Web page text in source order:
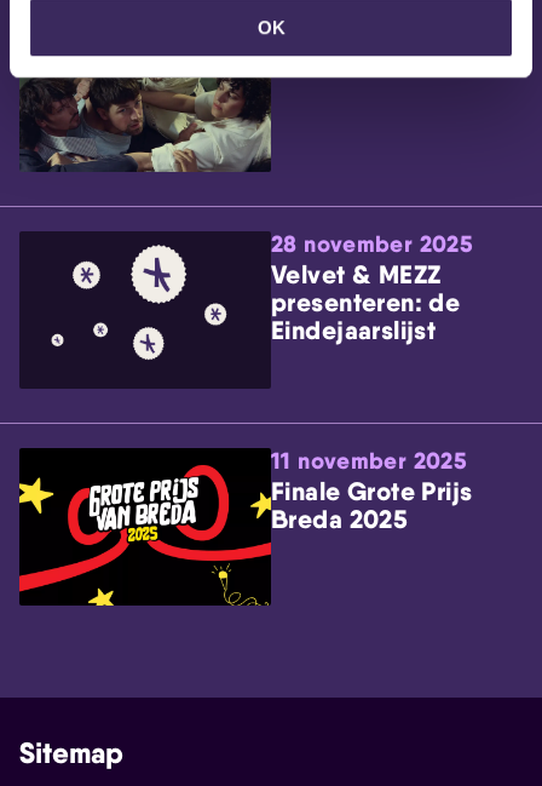
OK24 maart 2026
Willem’s Blog: Ão
28 november 2025
Velvet & MEZZ
presenteren: de
Eindejaarslijst
11 november 2025
Finale Grote Prijs
Breda 2025
Sitemap